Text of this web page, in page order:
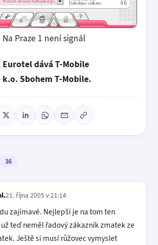
Na Praze 1 není signál
dává T-Mobile
Sbohem T-Mobile.
16
21. října 2005 v 21:14
zajímavé. Nejlepší je na tom ten
teď neměl řadový zákazník zmatek ze
Ještě si musí růžovec vymyslet